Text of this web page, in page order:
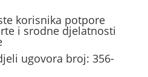
korisnika potpore
i srodne djelatnosti
ugovora broj: 356-